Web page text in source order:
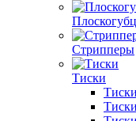
Стрипперы
Тиски